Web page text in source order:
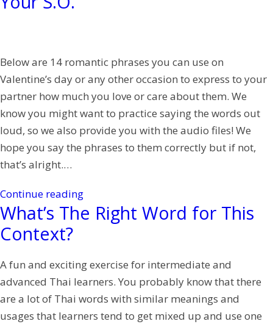
Below are 14 romantic phrases you can use on
Valentine’s day or any other occasion to express to your
partner how much you love or care about them. We
know you might want to practice saying the words out
loud, so we also provide you with the audio files! We
hope you say the phrases to them correctly but if not,
that’s alright.…
Continue reading
What’s The Right Word for This
Context?
A fun and exciting exercise for intermediate and
advanced Thai learners. You probably know that there
are a lot of Thai words with similar meanings and
usages that learners tend to get mixed up and use one